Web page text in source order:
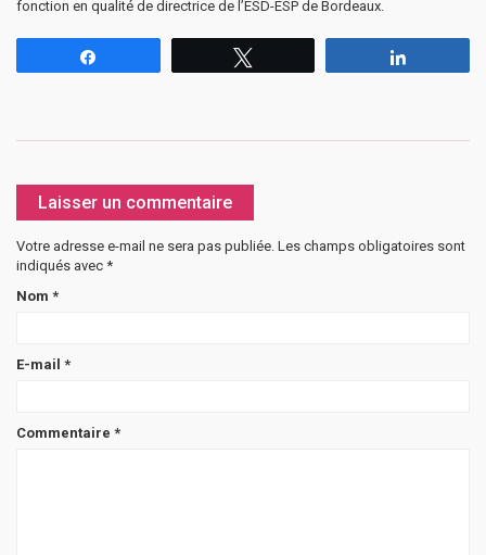
fonction en qualité de directrice de l’ESD-ESP de Bordeaux.
Laisser un commentaire
Votre adresse e-mail ne sera pas publiée. Les champs obligatoires sont
indiqués avec *
Nom *
E-mail *
Commentaire *